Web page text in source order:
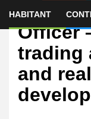
HABITANT
Project
Officer
trading
and